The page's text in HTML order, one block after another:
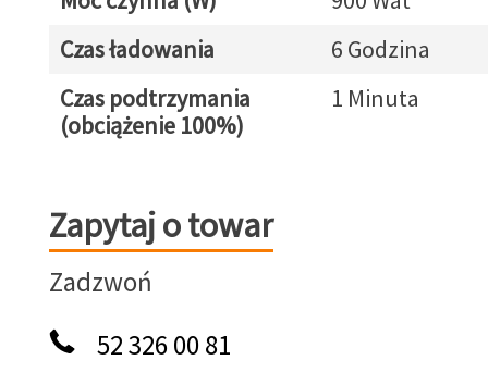
Czas ładowania
6 Godzina
Czas podtrzymania
(obciążenie 100%)
1 Minuta
Zapytaj o towar
Zapytaj o towar
Zadzwoń
52 326 00 81